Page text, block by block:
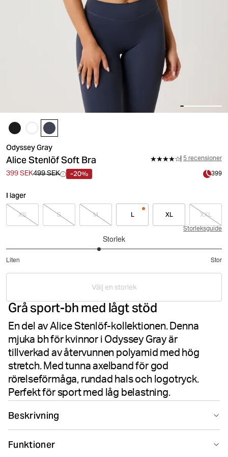
Odyssey Gray
Alice Stenlöf Soft Bra 5 recensioner
399 SEK499 SEK -20% 399
I lager
XS S M L XL XXL
Storleksguide
Storlek
Liten Stor
utav
5
betyg
Välj en storlek
Grå sport-bh med lågt stöd
En del av Alice Stenlöf-kollektionen. Denna
mjuka bh för kvinnor i Odyssey Gray är
tillverkad av återvunnen polyamid med hög
stretch. Med tunna axelband för god
rörelseförmåga, rundad hals och logotryck.
Perfekt för sport med låg belastning.
Beskrivning
mångsidig vardaglig sport-bh från Alice Stenlöf-
Funktioner